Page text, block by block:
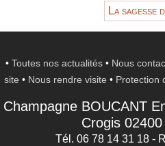
La sagesse
• Toutes nos actualités • Nous
site • Nous rendre visite • Protection
Champagne BOUCANT
Crogis 02400
Tél. 06 78 14 31 18 -